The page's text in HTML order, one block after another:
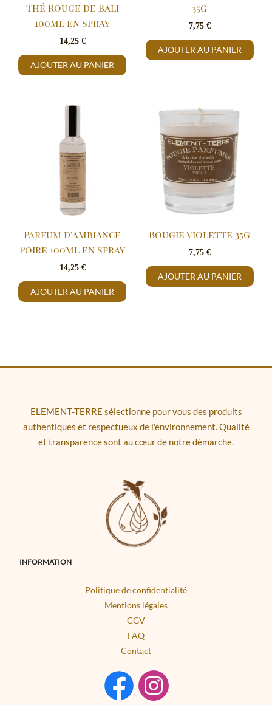
Thé Rouge de Bali
100ml en spray
14,25 €
AJOUTER AU PANIER
35g
7,75 €
AJOUTER AU PANIER
Parfum d’ambiance
Poire 100ml en spray
14,25 €
AJOUTER AU PANIER
Bougie Violette 35g
7,75 €
AJOUTER AU PANIER
ELEMENT-TERRE sélectionne pour vous des produits
authentiques et respectueux de l'environnement. Qualité
et transparence sont au cœur de notre démarche.
INFORMATION
Politique de confidentialité
Mentions légales
CGV
FAQ
Contact